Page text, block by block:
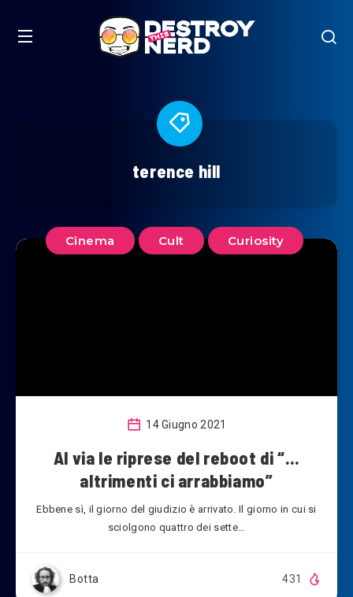
terence hill
Cinema Cult Curiosity
14 Giugno 2021
Al via le riprese del reboot di “…
altrimenti ci arrabbiamo”
Ebbene sì, il giorno del giudizio è arrivato. Il giorno in cui si
sciolgono quattro dei sette…
Botta 431